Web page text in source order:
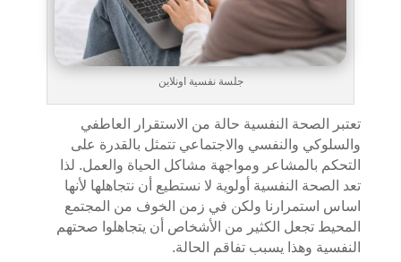
جلسة نفسية اونلاين
تعتبر الصحة النفسية حالة من الاستقرار العاطفي
والسلوكي والنفسي والاجتماعي تتمثل بالقدرة على
التحكم بالمشاعر ومواجهة مشاكل الحياة والعمل. لذا
تعد الصحة النفسية أولوية لا نستطيع أن نتجاهلها لأنها
اساس استمرارنا ولكن في زمن الخوف من المجتمع
المحيط تجعل الكثير من الأشخاص أن يتجاهلوا صحتهم
النفسية وهذا يسبب تفاقم الحالة.